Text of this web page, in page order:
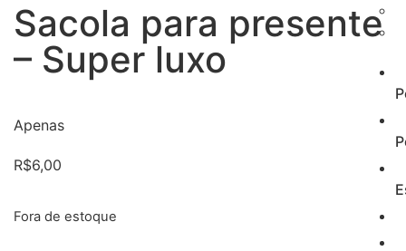
Sacola para presente
– Super luxo
Apenas
R$6,00
Fora de estoque